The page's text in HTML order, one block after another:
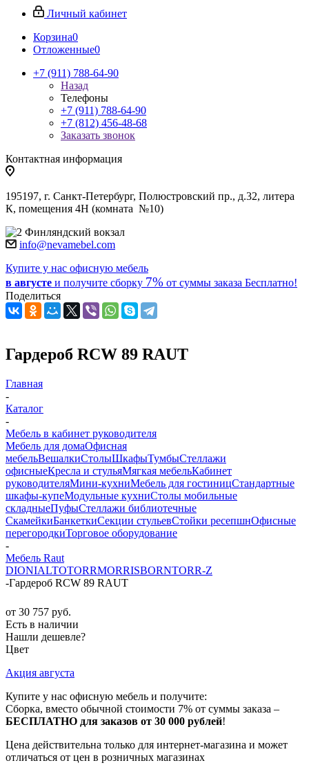
Личный кабинет
Корзина0
Отложенные0
+7 (911) 788-64-90
Назад
Телефоны
+7 (911) 788-64-90
+7 (812) 456-48-68
Заказать звонок
Контактная информация
195197, г. Санкт-Петербург, Полюстровский пр., д.32, литера
К, помещения 4Н (комната №10)
Финляндский вокзал
info@nevamebel.com
Купите у нас офисную мебель
в августе и получите сборку 7% от суммы заказа Бесплатно!
Поделиться
Гардероб RCW 89 RAUT
Главная
-
Каталог
-
Мебель в кабинет руководителя
Мебель для домаОфисная
мебельВешалкиСтолыШкафыТумбыСтеллажи
офисныеКресла и стульяМягкая мебельКабинет
руководителяМини-кухниМебель для гостиницСтандартные
шкафы-купеМодульные кухниСтолы мобильные
складныеПуфыСтеллажи библиотечные
СкамейкиБанкеткиСекции стульевСтойки ресепшнОфисные
перегородкиТорговое оборудование
-
Мебель Raut
DIONIALTOTORRMORRISBORNTORR-Z
-Гардероб RCW 89 RAUT
от 30 757 руб.
Есть в наличии
Нашли дешевле?
Цвет
Акция августа
Купите у нас офисную мебель и получите:
Сборка, вместо обычной стоимости 7% от суммы заказа –
БЕСПЛАТНО для заказов от 30 000 рублей!
Цена действительна только для интернет-магазина и может
отличаться от цен в розничных магазинах